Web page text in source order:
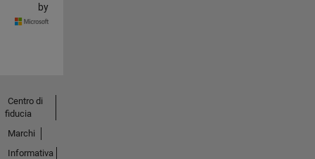
by
Centro di
fiducia
Marchi
Informativa